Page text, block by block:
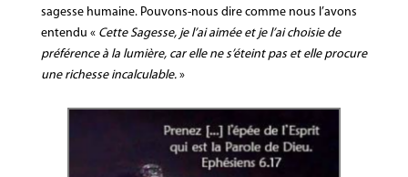
sagesse humaine. Pouvons-nous dire comme nous l’avons
entendu « Cette Sagesse, je l’ai aimée et je l’ai choisie de
préférence à la lumière, car elle ne s’éteint pas et elle procure
une richesse incalculable.»